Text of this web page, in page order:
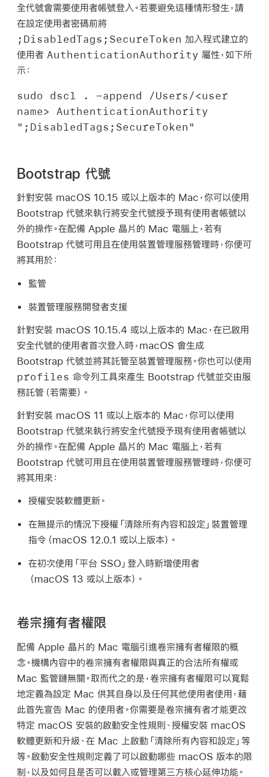
全代號會需要使用者帳號登入。若要避免這種情形發生，請
在設定使用者密碼前將
;DisabledTags;SecureToken 加入程式建立的
使用者 AuthenticationAuthority 屬性，如下所
示：
sudo dscl . -append /Users/<user
name> AuthenticationAuthority
";DisabledTags;SecureToken"
Bootstrap 代號
針對安裝 macOS 10.15 或以上版本的 Mac，你可以使用
Bootstrap 代號來執行將安全代號授予現有使用者帳號以
外的操作。在配備 Apple 晶片的 Mac 電腦上，若有
Bootstrap 代號可用且在使用裝置管理服務管理時，你便可
將其用於：
監管
裝置管理服務開發者支援
針對安裝 macOS 10.15.4 或以上版本的 Mac，在已啟用
安全代號的使用者首次登入時，macOS 會生成
Bootstrap 代號並將其託管至裝置管理服務。你也可以使用
profiles 命令列工具來產生 Bootstrap 代號並交由服
務託管（若需要）。
針對安裝 macOS 11 或以上版本的 Mac，你可以使用
Bootstrap 代號來執行將安全代號授予現有使用者帳號以
外的操作。在配備 Apple 晶片的 Mac 電腦上，若有
Bootstrap 代號可用且在使用裝置管理服務管理時，你便可
將其用來：
授權安裝軟體更新。
在無提示的情況下授權「清除所有內容和設定」裝置管理
指令（macOS 12.0.1 或以上版本）。
在初次使用「平台 SSO」登入時新增使用者
（macOS 13 或以上版本）。
卷宗擁有者權限
配備 Apple 晶片的 Mac 電腦引進卷宗擁有者權限的概
念。機構內容中的卷宗擁有者權限與真正的合法所有權或
Mac 監管鏈無關。取而代之的是，卷宗擁有者權限可以寬鬆
地定義為設定 Mac 供其自身以及任何其他使用者使用，藉
此首先宣告 Mac 的使用者。你需要是卷宗擁有者才能更改
特定 macOS 安裝的啟動安全性規則、授權安裝 macOS
軟體更新和升級、在 Mac 上啟動「清除所有內容和設定」等
等。啟動安全性規則定義了可以啟動哪些 macOS 版本的限
制，以及如何且是否可以載入或管理第三方核心延伸功能。